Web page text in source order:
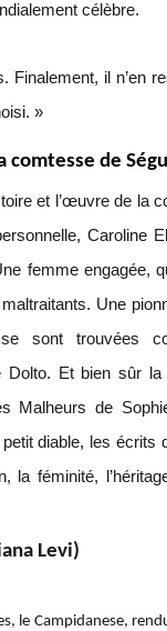
célèbre.
Finalement, il n’en
»
comtesse de
et l’œuvre de la
Caroline
femme engagée,
Une
sont trouvées
Dolto. Et bien sûr
Malheurs de
diable, les écrits
la féminité,
Levi)
le Campidanese,